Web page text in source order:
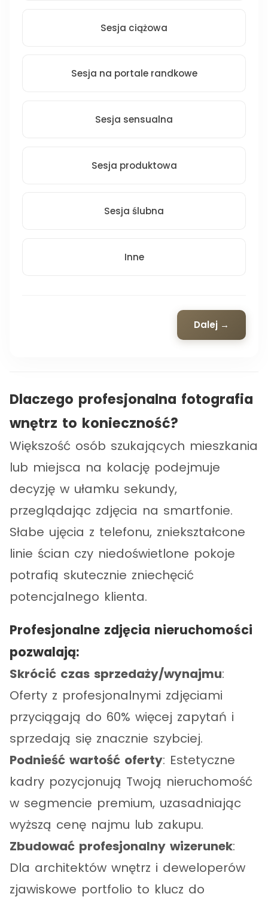
Sesja ciążowa
Sesja na portale randkowe
Sesja sensualna
Sesja produktowa
Sesja ślubna
Inne
Dalej →
Dlaczego profesjonalna fotografia
wnętrz to konieczność?
Większość osób szukających mieszkania
lub miejsca na kolację podejmuje
decyzję w ułamku sekundy,
przeglądając zdjęcia na smartfonie.
Słabe ujęcia z telefonu, zniekształcone
linie ścian czy niedoświetlone pokoje
potrafią skutecznie zniechęcić
potencjalnego klienta.
Profesjonalne zdjęcia nieruchomości
pozwalają:
Skrócić czas sprzedaży/wynajmu:
Oferty z profesjonalnymi zdjęciami
przyciągają do 60% więcej zapytań i
sprzedają się znacznie szybciej.
Podnieść wartość oferty: Estetyczne
kadry pozycjonują Twoją nieruchomość
w segmencie premium, uzasadniając
wyższą cenę najmu lub zakupu.
Zbudować profesjonalny wizerunek:
Dla architektów wnętrz i deweloperów
zjawiskowe portfolio to klucz do